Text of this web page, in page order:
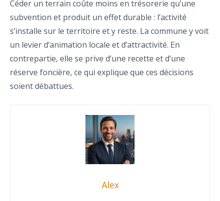
Céder un terrain coûte moins en trésorerie qu’une
subvention et produit un effet durable : l’activité
s’installe sur le territoire et y reste. La commune y voit
un levier d’animation locale et d’attractivité. En
contrepartie, elle se prive d’une recette et d’une
réserve foncière, ce qui explique que ces décisions
soient débattues.
Alex